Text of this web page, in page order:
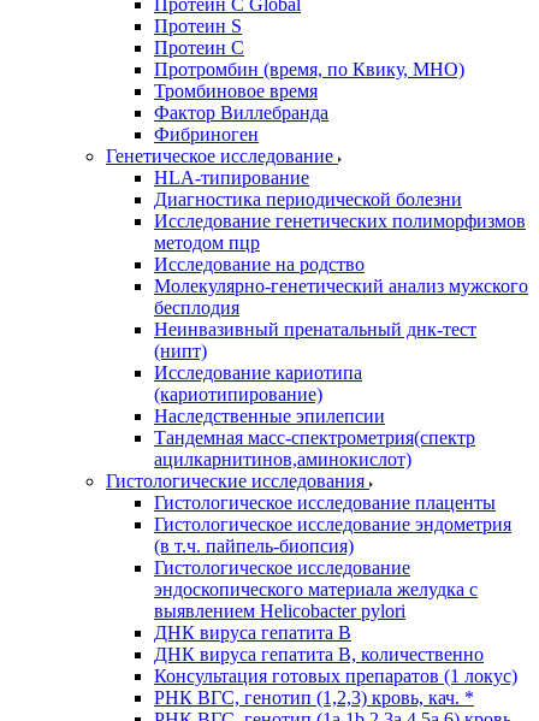
Протеин C Global
Протеин S
Протеин С
Протромбин (время, по Квику, МНО)
Тромбиновое время
Фактор Виллебранда
Фибриноген
Генетическое исследование
HLA-типирование
Диагностика периодической болезни
Исследование генетических полиморфизмов
методом пцр
Исследование на родство
Молекулярно-генетический анализ мужского
бесплодия
Неинвазивный пренатальный днк-тест
(нипт)
Исследование кариотипа
(кариотипирование)
Наследственные эпилепсии
Тандемная масс-спектрометрия(спектр
ацилкарнитинов,аминокислот)
Гистологические исследования
Гистологическое исследование плаценты
Гистологическое исследование эндометрия
(в т.ч. пайпель-биопсия)
Гистологическое исследование
эндоскопического материала желудка с
выявлением Helicobacter pylori
ДНК вируса гепатита B
ДНК вируса гепатита B, количественно
Консультация готовых препаратов (1 локус)
РНК ВГC, генотип (1,2,3) кровь, кач. *